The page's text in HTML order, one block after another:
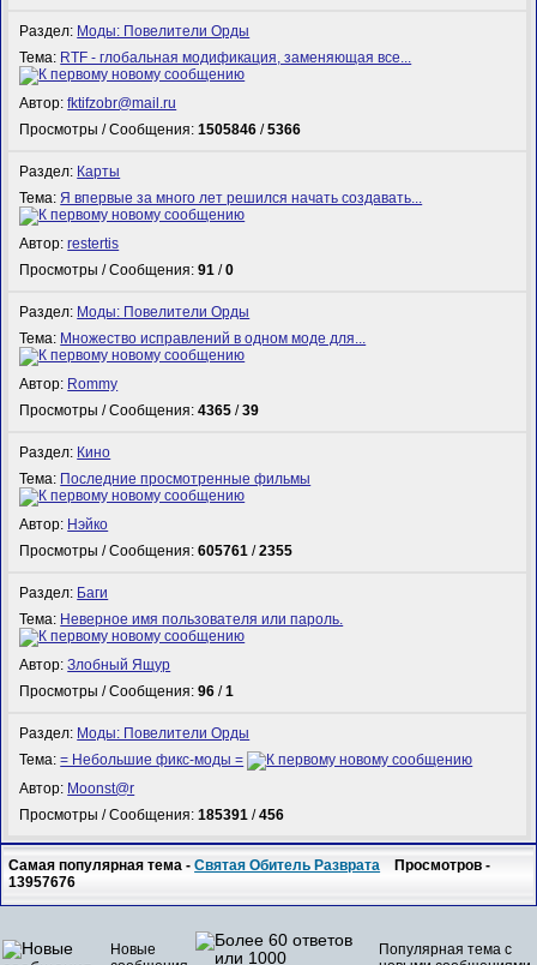
Раздел: Моды: Повелители Орды
Тема: RTF - глобальная модификация, заменяющая все...
Автор:fktifzobr@mail.ru
Просмотры / Сообщения:1505846 /5366
Раздел: Карты
Тема:Я впервые за много лет решился начать создавать...
Автор:restertis
Просмотры / Сообщения:91 /0
Раздел: Моды: Повелители Орды
Тема: Множество исправлений в одном моде для...
Автор: Rommy
Просмотры / Сообщения:4365 /39
Раздел: Кино
Тема: Последние просмотренные фильмы
Автор: Нэйко
Просмотры / Сообщения:605761 /2355
Раздел: Баги
Тема: Неверное имя пользователя или пароль.
Автор:Злобный Ящур
Просмотры / Сообщения:96 /1
Раздел: Моды: Повелители Орды
Тема:= Небольшие фикс-моды =
Автор: Mооnst@r
Просмотры / Сообщения:185391 /456
Самая популярная тема -Святая Обитель Разврата Просмотров -
13957676
Новые
Популярная тема с